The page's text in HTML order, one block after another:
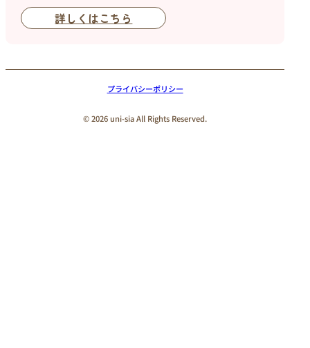
詳しくはこちら
プライバシーポリシー
© 2026 uni-sia All Rights Reserved.